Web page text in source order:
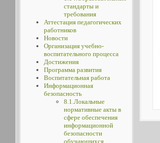
стандарты и
требования
Аттестация педагогических
работников
Новости
Организация учебно-
воспитательного процесса
Достижения
Программа развития
Воспитательная работа
Информационная
безопасность
8.1.Локальные
нормативные акты в
сфере обеспечения
информационной
безопасности
обучающихся